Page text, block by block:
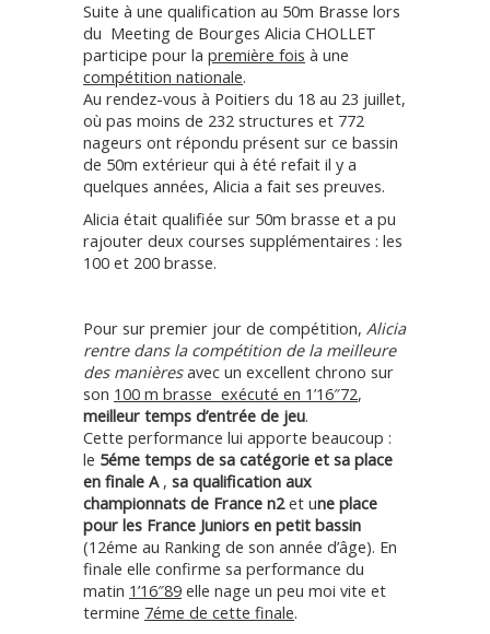
Suite à une qualification au 50m Brasse lors
du Meeting de Bourges Alicia CHOLLET
participe pour la première fois à une
compétition nationale.
Au rendez-vous à Poitiers du 18 au 23 juillet,
où pas moins de 232 structures et 772
nageurs ont répondu présent sur ce bassin
de 50m extérieur qui à été refait il y a
quelques années, Alicia a fait ses preuves.
Alicia était qualifiée sur 50m brasse et a pu
rajouter deux courses supplémentaires : les
100 et 200 brasse.
Pour sur premier jour de compétition, Alicia
rentre dans la compétition de la meilleure
des manièresavec un excellent chrono sur
son 100 m brasse exécuté en 1’16″72,
meilleur temps d’entrée de jeu.
Cette performance lui apporte beaucoup :
le 5éme temps de sa catégorie et sa place
en finale A, sa qualification aux
championnats de France n2et une place
pour les France Juniors en petit bassin
(12éme au Ranking de son année d’âge). En
finale elle confirme sa performance du
matin 1’16″89 elle nage un peu moi vite et
termine 7éme de cette finale.